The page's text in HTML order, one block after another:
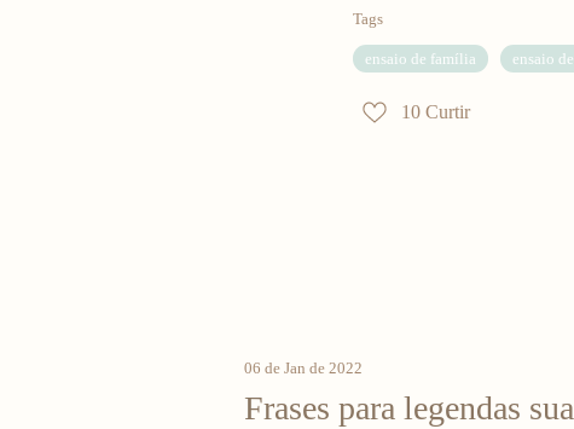
Tags
ensaio de família ensaio
10 Curtir
06 de Jan de 2022
Frases para legendas